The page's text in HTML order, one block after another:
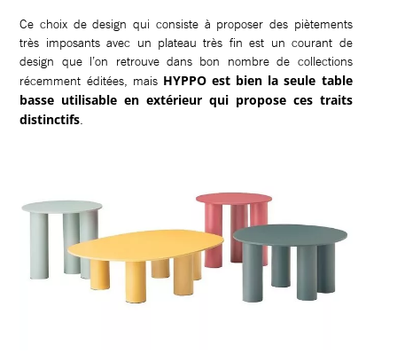
Ce choix de design qui consiste à proposer des piètements
très imposants avec un plateau très fin est un courant de
design que l’on retrouve dans bon nombre de collections
récemment éditées, mais HYPPO est bien la seule table
basse utilisable en extérieur qui propose ces traits
distinctifs.